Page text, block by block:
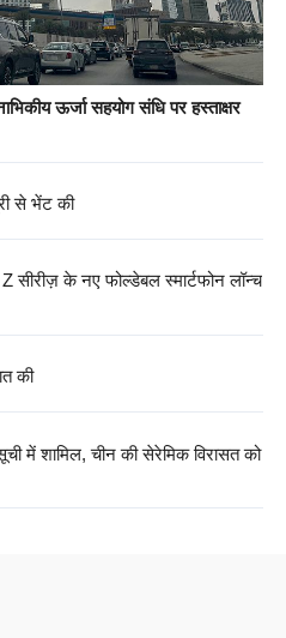
ऊर्जा सहयोग संधि पर हस्ताक्षर
से भेंट की
के नए फोल्डेबल स्मार्टफोन लॉन्च
की
में शामिल, चीन की सेरेमिक विरासत को